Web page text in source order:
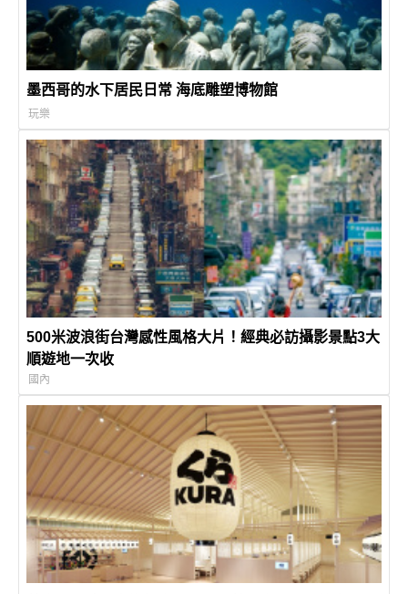
墨西哥的水下居民日常 海底雕塑博物館
玩樂
500米波浪街台灣感性風格大片！經典必訪攝影景點3大
順遊地一次收
國內